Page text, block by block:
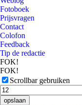
Fotoboek
Prijsvragen
Contact
Colofon
Feedback
Tip de redactie
FOK!
FOK!
Scrollbar gebruiken
opslaan